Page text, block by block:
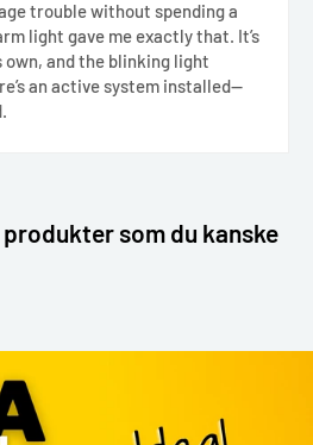
trouble without spending a
light gave me exactly that. It’s
and the blinking light
an active system installed—
som du kanske